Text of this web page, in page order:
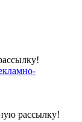
рассылку!